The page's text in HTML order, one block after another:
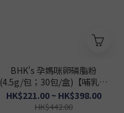
BHK's 孕媽咪卵磷脂粉
(4.5g/包；30包/盒)【哺乳順
利】
HK$221.00 ~ HK$398.00
HK$442.00